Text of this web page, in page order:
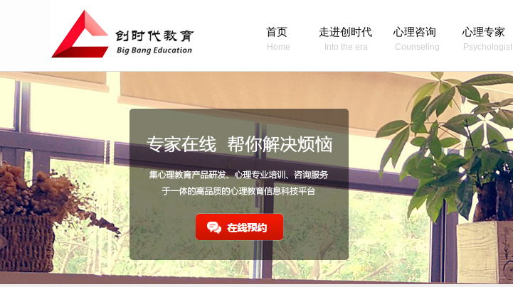
Counseling
Into the era
Home Psychologist
首页 走进创时代 心理咨询 心理专家